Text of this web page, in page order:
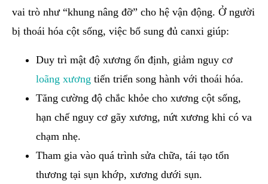
vai trò như “khung nâng đỡ” cho hệ vận động. Ở người
bị thoái hóa cột sống, việc bổ sung đủ canxi giúp:
Duy trì mật độ xương ổn định, giảm nguy cơ
loãng xương tiến triển song hành với thoái hóa.
Tăng cường độ chắc khỏe cho xương cột sống,
hạn chế nguy cơ gãy xương, nứt xương khi có va
chạm nhẹ.
Tham gia vào quá trình sửa chữa, tái tạo tổn
thương tại sụn khớp, xương dưới sụn.